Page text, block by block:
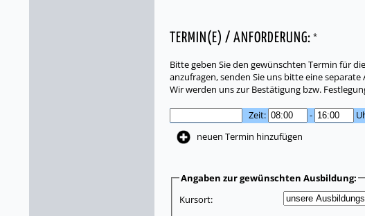
TERMIN(E) / ANFORDERUNG: *
Bitte geben Sie den gewünschten Termin für
anzufragen, senden Sie uns bitte eine separate
Wir werden uns zur Bestätigung bzw.
Zeit: -
neuen Termin hinzufügen
Angaben zur gewünschten Ausbildung:
Kursort: